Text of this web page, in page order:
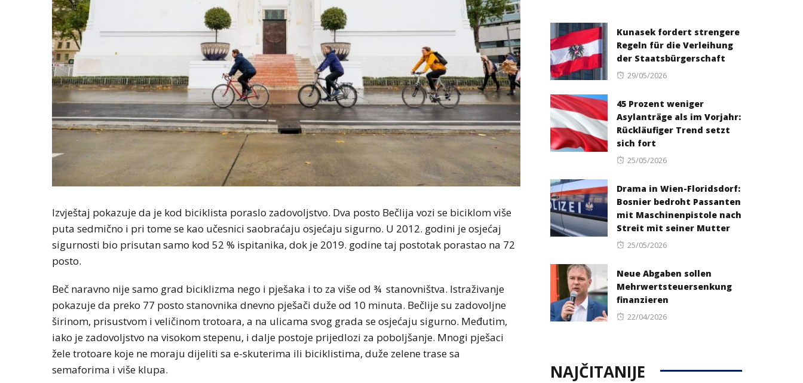
Izvještaj pokazuje da je kod biciklista poraslo zadovoljstvo. Dva posto Bečlija vozi se biciklom više
puta sedmično i pri tome se kao učesnici saobraćaju osjećaju sigurno. U 2012. godini je osjećaj
sigurnosti bio prisutan samo kod 52 % ispitanika, dok je 2019. godine taj postotak porastao na 72
posto.
Beč naravno nije samo grad biciklizma nego i pješaka i to za više od ¾ stanovništva. Istraživanje
pokazuje da preko 77 posto stanovnika dnevno pješači duže od 10 minuta. Bečlije su zadovoljne
širinom, prisustvom i veličinom trotoara, a na ulicama svog grada se osjećaju sigurno. Međutim,
iako je zadovoljstvo na visokom stepenu, i dalje postoje prijedlozi za poboljšanje. Mnogi pješaci
žele trotoare koje ne moraju dijeliti sa e-skuterima ili biciklistima, duže zelene trase sa
semaforima i više klupa.
Kunasek fordert strengere
Regeln für die Verleihung
der Staatsbürgerschaft
Posted
29/05/2026
45 Prozent weniger
Asylanträge als im Vorjahr:
Rückläufiger Trend setzt
sich fort
Posted
25/05/2026
Drama in Wien-Floridsdorf:
Bosnier bedroht Passanten
mit Maschinenpistole nach
Streit mit seiner Mutter
Posted
25/05/2026
Neue Abgaben sollen
Mehrwertsteuersenkung
finanzieren
Posted
22/04/2026
NAJČITANIJE